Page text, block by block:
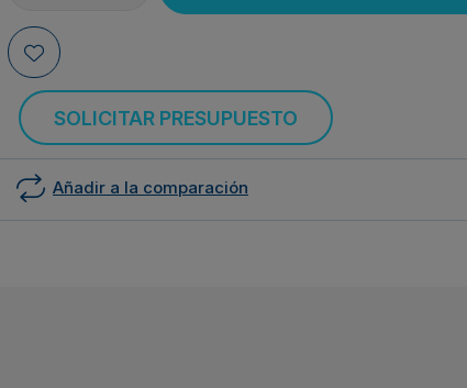
SOLICITAR PRESUPUESTO
Añadir a la comparación